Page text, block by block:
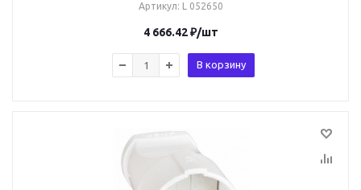
Артикул: L 052650
4 666.42₽/шт
В корзину